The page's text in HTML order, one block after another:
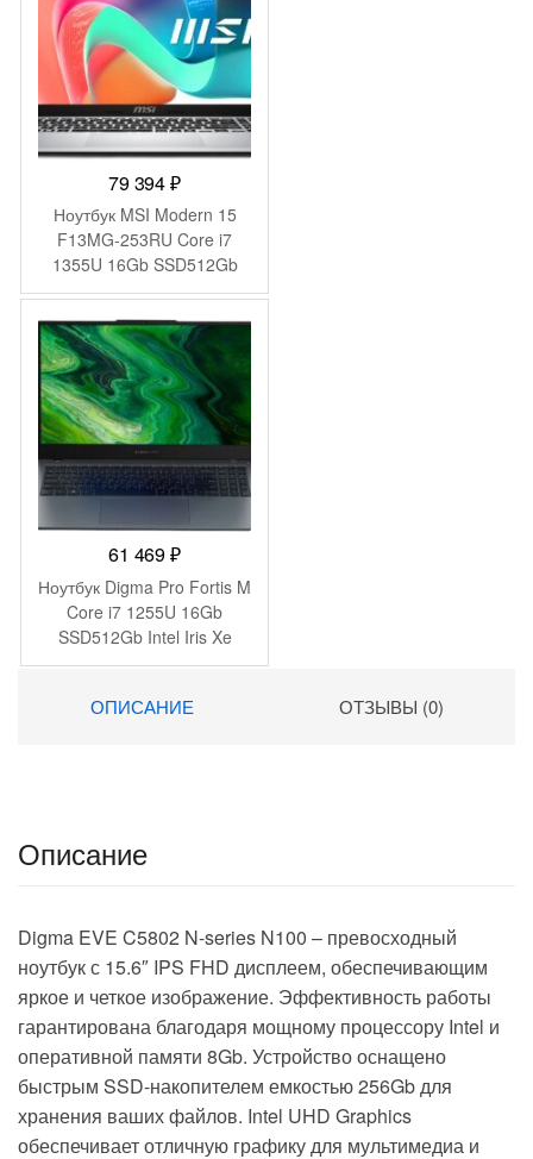
79 394₽
Ноутбук MSI Modern 15
F13MG-253RU Core i7
1355U 16Gb SSD512Gb
Intel Iris Xe graphics 15.6″
IPS FHD (1920×1080)
Windows 11 Pro silver WiFi
BT Cam (9S7-15S122-253)
61 469₽
Ноутбук Digma Pro Fortis M
Core i7 1255U 16Gb
SSD512Gb Intel Iris Xe
graphics 15.6″ IPS FHD
Pro grey WiFi BT Cam
ОПИСАНИЕ ОТЗЫВЫ (0)
Описание
Digma EVE C5802 N-series N100 – превосходный
ноутбук с 15.6″ IPS FHD дисплеем, обеспечивающим
яркое и четкое изображение. Эффективность работы
гарантирована благодаря мощному процессору Intel и
оперативной памяти 8Gb. Устройство оснащено
быстрым SSD-накопителем емкостью 256Gb для
хранения ваших файлов. Intel UHD Graphics
обеспечивает отличную графику для мультимедиа и